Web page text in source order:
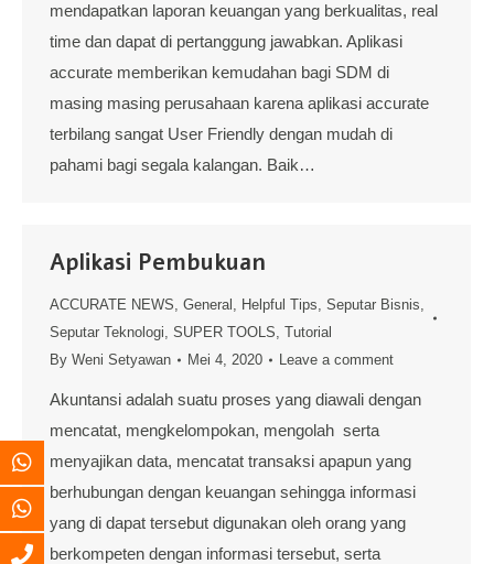
mendapatkan laporan keuangan yang berkualitas, real
time dan dapat di pertanggung jawabkan. Aplikasi
accurate memberikan kemudahan bagi SDM di
masing masing perusahaan karena aplikasi accurate
terbilang sangat User Friendly dengan mudah di
pahami bagi segala kalangan. Baik…
Aplikasi Pembukuan
ACCURATE NEWS, General , Helpful Tips, Seputar Bisnis,
Seputar Teknologi, SUPER TOOLS, Tutorial
By Weni Setyawan Mei 4, 2020 Leave a comment
Akuntansi adalah suatu proses yang diawali dengan
mencatat, mengkelompokan, mengolah serta
menyajikan data, mencatat transaksi apapun yang
berhubungan dengan keuangan sehingga informasi
yang di dapat tersebut digunakan oleh orang yang
berkompeten dengan informasi tersebut, serta